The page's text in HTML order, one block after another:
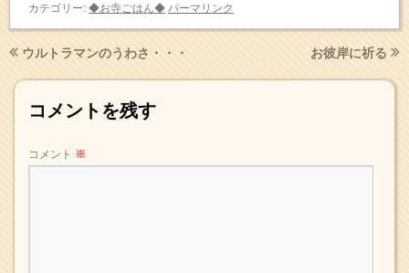
カテゴリー: ◆お寺ごはん◆ パーマリンク
ウルトラマンのうわさ・・・ お彼岸に祈る
コメントを残す
コメント ※